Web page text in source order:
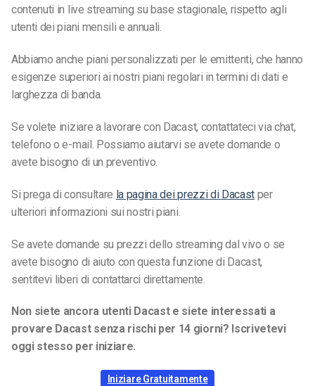
contenuti in live streaming su base stagionale, rispetto agli
utenti dei piani mensili e annuali.
Abbiamo anche piani personalizzati per le emittenti, che hanno
esigenze superiori ai nostri piani regolari in termini di dati e
larghezza di banda.
Se volete iniziare a lavorare con Dacast, contattateci via chat,
telefono o e-mail. Possiamo aiutarvi se avete domande o
avete bisogno di un preventivo.
Si prega di consultare la pagina dei prezzi di Dacast per
ulteriori informazioni sui nostri piani.
Se avete domande su prezzi dello streaming dal vivo o se
avete bisogno di aiuto con questa funzione di Dacast,
sentitevi liberi di contattarci direttamente.
Non siete ancora utenti Dacast e siete interessati a
provare Dacast senza rischi per 14 giorni? Iscrivetevi
oggi stesso per iniziare.
Iniziare Gratuitamente